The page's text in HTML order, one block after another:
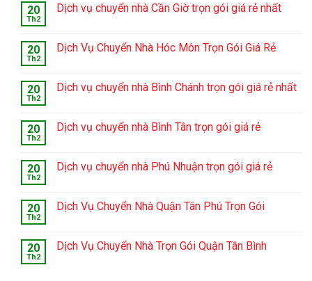
20
Th2
Dịch vụ chuyển nhà Cần Giờ trọn gói giá rẻ nhất
20
Th2
Dịch Vụ Chuyển Nhà Hóc Môn Trọn Gói Giá Rẻ
20
Th2
Dịch vụ chuyển nhà Bình Chánh trọn gói giá rẻ nhất
20
Th2
Dịch vụ chuyển nhà Bình Tân trọn gói giá rẻ
20
Th2
Dịch vụ chuyển nhà Phú Nhuận trọn gói giá rẻ
20
Th2
Dịch Vụ Chuyển Nhà Quận Tân Phú Trọn Gói
20
Th2
Dịch Vụ Chuyển Nhà Trọn Gói Quận Tân Bình